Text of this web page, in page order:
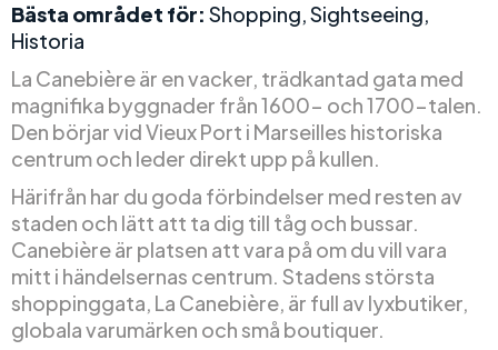
Bästa området för: Shopping, Sightseeing,
Historia
La Canebière är en vacker, trädkantad gata med
magnifika byggnader från 1600- och 1700-talen.
Den börjar vid Vieux Port i Marseilles historiska
centrum och leder direkt upp på kullen.
Härifrån har du goda förbindelser med resten av
staden och lätt att ta dig till tåg och bussar.
Canebière är platsen att vara på om du vill vara
mitt i händelsernas centrum. Stadens största
shoppinggata, La Canebière, är full av lyxbutiker,
globala varumärken och små boutiquer.